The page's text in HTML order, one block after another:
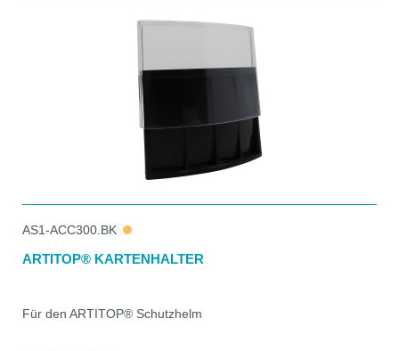
AS1-ACC300.BK
ARTITOP® KARTENHALTER
Für den ARTITOP® Schutzhelm